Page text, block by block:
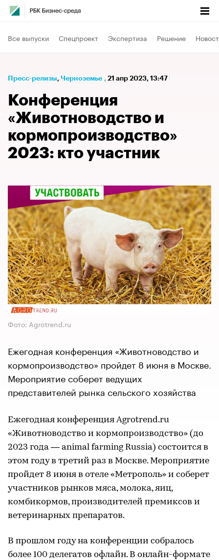
Все выпуски Спецпроект Экспертиза Решение
Пресс-релизы⁠, Черноземье , 21 апр 2023, 13:47
Конференция
«Животноводство и
кормопроизводство»
2023: кто участник
Фото: Agrotrеnd.ru
Ежегодная конференция «Животноводство и
кормопроизводство» пройдет 8 июня в Москве.
Мероприятие соберет ведущих
представителей рынка сельского хозяйства
Ежегодная конференция Agrotrеnd.ru
«Животноводство и кормопроизводство» (до
2023 года — animal farming Russia) состоится в
этом году в третий раз в Москве. Мероприятие
пройдет 8 июня в отеле «Метрополь» и соберет
участников рынков мяса, молока, яиц,
комбикормов, производителей премиксов и
ветеринарных препаратов.
В прошлом году на конференции собралось
более 100 делегатов офлайн. В онлайн-формате